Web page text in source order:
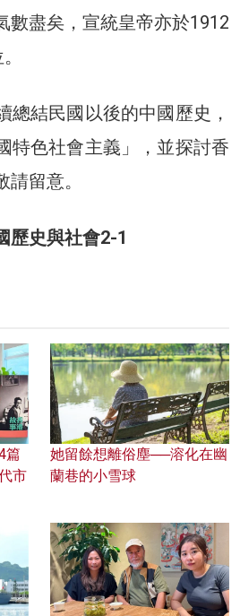
數盡矣，宣統皇帝亦於1912
總結民國以後的中國歷史，
特色社會主義」，並探討香
留意。
歷史與社會2-1
篇
市
她留餘想離俗塵──溶化在幽
蘭巷的小雪球